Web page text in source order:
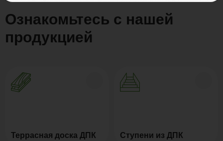
Ознакомьтесь с нашей
продукцией
Террасная доска ДПК Ступени из ДПК